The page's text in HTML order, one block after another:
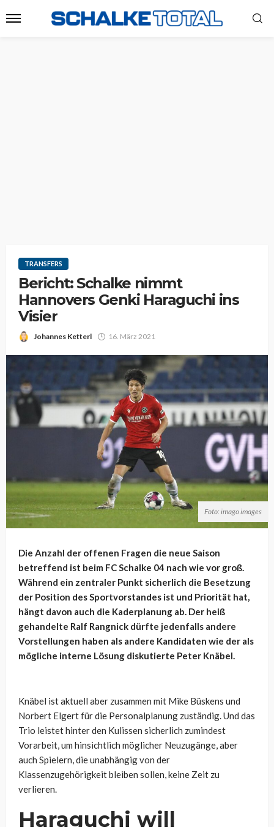
TRANSFERS
Bericht: Schalke nimmt
Hannovers Genki Haraguchi ins
Visier
Johannes Ketterl 16. März 2021
Foto: imago images
Die Anzahl der offenen Fragen die neue Saison
betreffend ist beim FC Schalke 04 nach wie vor groß.
Während ein zentraler Punkt sicherlich die Besetzung
der Position des Sportvorstandes ist und Priorität hat,
hängt davon auch die Kaderplanung ab. Der heiß
gehandelte Ralf Rangnick dürfte jedenfalls andere
Vorstellungen haben als andere Kandidaten wie der als
mögliche interne Lösung diskutierte Peter Knäbel.
Knäbel ist aktuell aber zusammen mit Mike Büskens und
Norbert Elgert für die Personalplanung zuständig. Und das
Trio leistet hinter den Kulissen sicherlich zumindest
Vorarbeit, um hinsichtlich möglicher Neuzugänge, aber
auch Spielern, die unabhängig von der
Klassenzugehörigkeit bleiben sollen, keine Zeit zu
verlieren.
Haraguchi will